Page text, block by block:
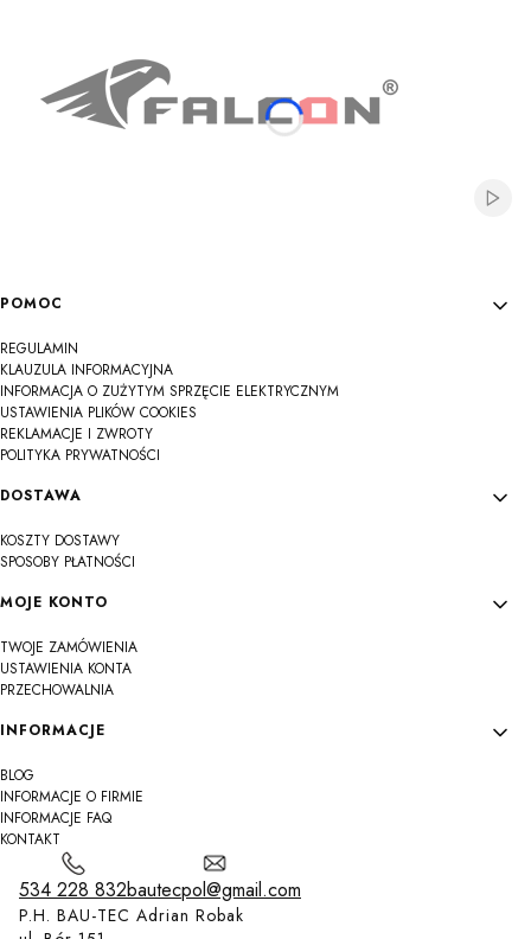
Linki w stopce
POMOC
REGULAMIN
KLAUZULA INFORMACYJNA
INFORMACJA O ZUŻYTYM SPRZĘCIE ELEKTRYCZNYM
USTAWIENIA PLIKÓW COOKIES
REKLAMACJE I ZWROTY
POLITYKA PRYWATNOŚCI
DOSTAWA
KOSZTY DOSTAWY
SPOSOBY PŁATNOŚCI
MOJE KONTO
TWOJE ZAMÓWIENIA
USTAWIENIA KONTA
PRZECHOWALNIA
INFORMACJE
BLOG
INFORMACJE O FIRMIE
INFORMACJE FAQ
KONTAKT
534 228 832bautecpol@gmail.com
P.H. BAU-TEC Adrian Robak